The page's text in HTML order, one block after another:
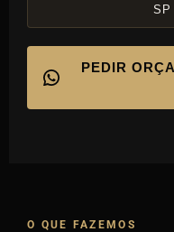
SP
PEDIR
O QUE FAZEMOS